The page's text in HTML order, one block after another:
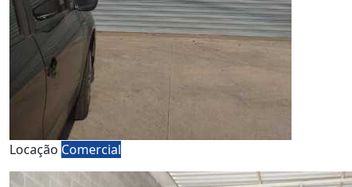
Locação Comercial